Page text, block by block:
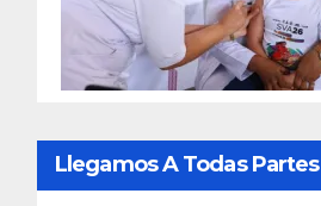
Llegamos A Todas Partes